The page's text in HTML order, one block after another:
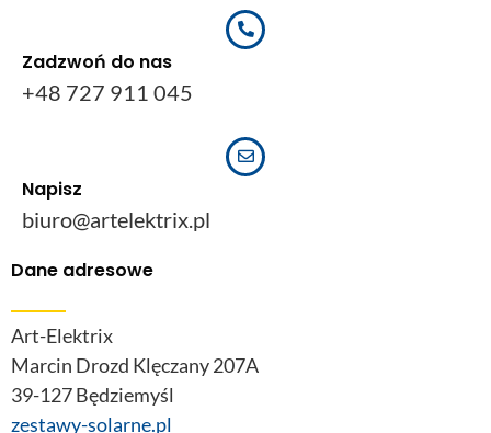
Zadzwoń do nas
+48 727 911 045
Napisz
biuro@artelektrix.pl
Dane adresowe
Art-Elektrix
Marcin Drozd Klęczany 207A
39-127 Będziemyśl
zestawy-solarne.pl